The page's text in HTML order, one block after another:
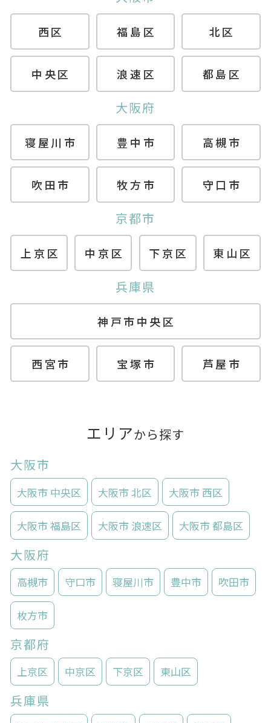
西区 福島区 北区
中央区 浪速区 都島区
大阪府
寝屋川市 豊中市 高槻市
吹田市 牧方市 守口市
京都市
上京区 中京区 下京区 東山区
兵庫県
神戸市中央区
西宮市 宝塚市 芦屋市
エリアから探す
大阪市
大阪市 中央区 大阪市 北区 大阪市 西区
大阪市 福島区 大阪市 浪速区 大阪市 都島区
大阪府
高槻市 守口市 寝屋川市 豊中市 吹田市
枚方市
京都府
上京区 中京区 下京区 東山区
兵庫県